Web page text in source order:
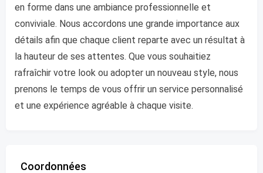
en forme dans une ambiance professionnelle et
conviviale. Nous accordons une grande importance aux
détails afin que chaque client reparte avec un résultat à
la hauteur de ses attentes. Que vous souhaitiez
rafraîchir votre look ou adopter un nouveau style, nous
prenons le temps de vous offrir un service personnalisé
et une expérience agréable à chaque visite.
Coordonnées